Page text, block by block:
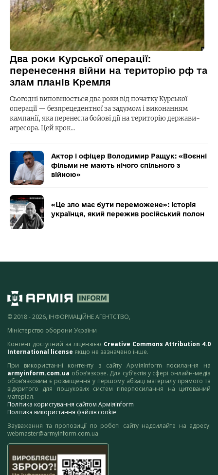
Два роки Курської операції:
перенесення війни на територію рф та
злам планів Кремля
Сьогодні виповнюється два роки від початку Курської
операції — безпрецедентної за задумом і виконанням
кампанії, яка перенесла бойові дії на територію держави-
агресора. Цей крок…
Актор і офіцер Володимир Ращук: «Воєнні
фільми не мають нічого спільного з
війною»
«Це зло має бути переможене»: історія
українця, який пережив російський полон
© 2018 - 2026, ІНФОРМАЦІЙНЕ АГЕНТСТВО,
Міністерство оборони України
Контент доступний за ліцензією Creative Commons Attribution 4.0
International license якщо не зазначено інше.
При використанні контенту з сайту АрміяInform посилання на
armyinform.com.ua обов’язкове. Для суб’єктів у сфері онлайн-медіа
обов’язковим є розміщення у першому абзаці матеріалу прямого та
відкритого для пошукових систем гіперпосилання на цитований
матеріал.
Політика користування сайтом АрміяInform
Політика використання файлів cookie
Зауваження та пропозиції по роботі сайту надсилайте на адресу:
webmaster@armyinform.com.ua